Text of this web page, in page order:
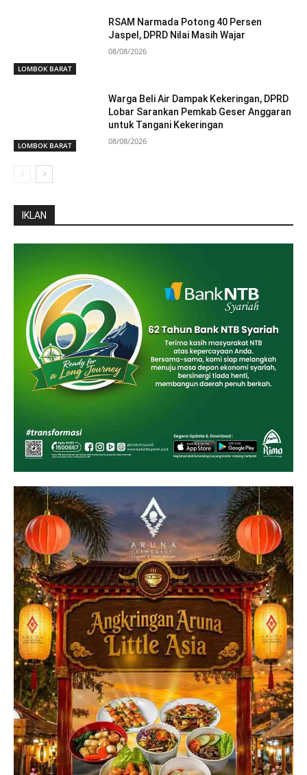
LOMBOK BARAT
RSAM Narmada Potong 40 Persen
Jaspel, DPRD Nilai Masih Wajar
08/08/2026
LOMBOK BARAT
Warga Beli Air Dampak Kekeringan, DPRD
Lobar Sarankan Pemkab Geser Anggaran
untuk Tangani Kekeringan
08/08/2026
IKLAN